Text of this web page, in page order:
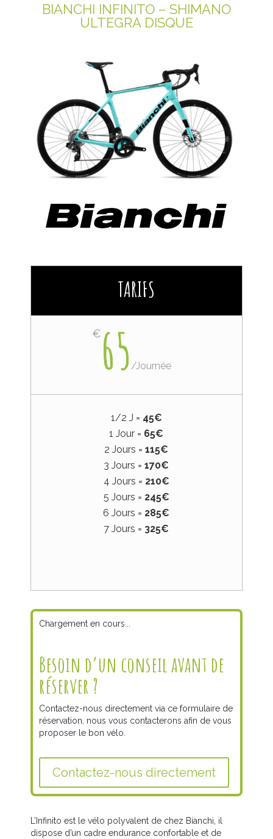
BIANCHI INFINITO – SHIMANO
ULTEGRA DISQUE
TARIFS
€ 65 /Journée
1/2 J = 45€
1 Jour = 65€
2 Jours =115€
3 Jours =170€
4 Jours = 210€
5 Jours = 245€
6 Jours = 285€
7 Jours = 325€
Chargement en cours...
Besoin d’un conseil avant de
réserver ?
Contactez-nous directement via ce formulaire de
réservation, nous vous contacterons afin de vous
proposer le bon vélo.
Contactez-nous directement
L’Infinito est le vélo polyvalent de chez Bianchi, il
dispose d’un cadre endurance confortable et de